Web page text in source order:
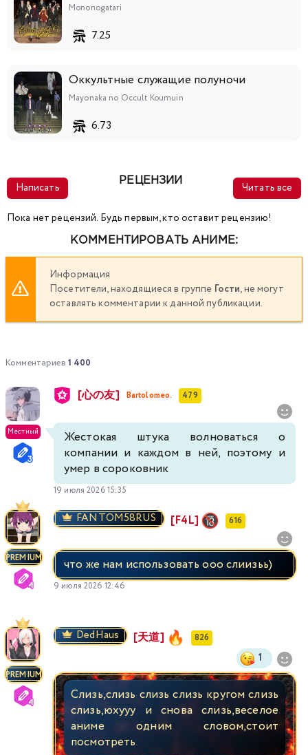
Mononogatari
7.25
Оккультные служащие полуночи
Mayonaka no Occult Koumuin
6.73
Написать
РЕЦЕНЗИИ
Читать все
Пока нет рецензий. Будь первым, кто оставит рецензию!
КОММЕНТИРОВАТЬ АНИМЕ:
Информация
Посетители, находящиеся в группе Гости, не могут
оставлять комментарии к данной публикации.
Комментариев 1 400
Местный
[心の友] Bartolomeo. 479
Жестокая штука волноваться о
компании и каждом в ней, поэтому и
умер в сороковник
19 июля 2026 15:35
PREMIUM
FANTOM58RUS [F4L] 616
что же нам использовать ооо слиизьь)
9 июля 2026 12:46
PREMIUM
DedHaus [天道] 826
1
Слизь,слизь слизь слизь кругом слизь
слизь,юхууу и снова слизь,веселое
аниме одним словом,стоит
посмотреть